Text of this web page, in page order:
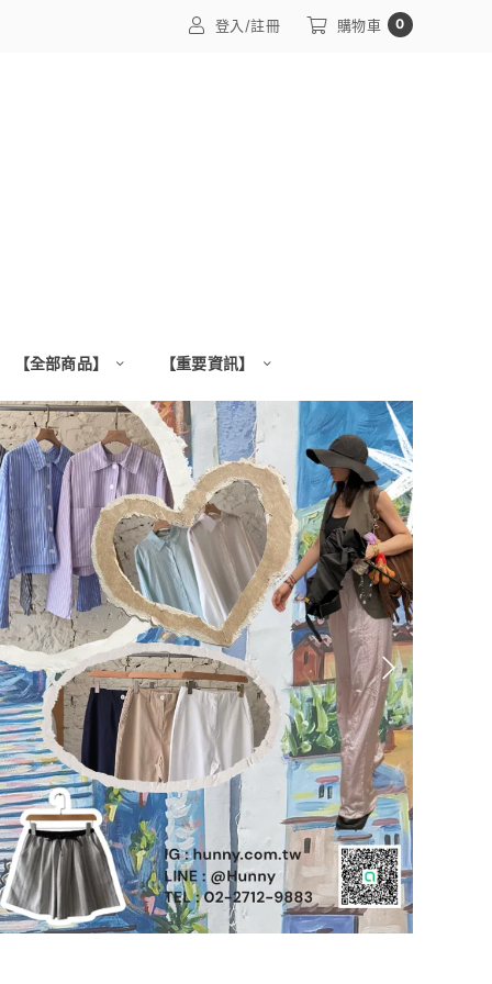
登入/註冊 購物車 0
【全部商品】 【重要資訊】